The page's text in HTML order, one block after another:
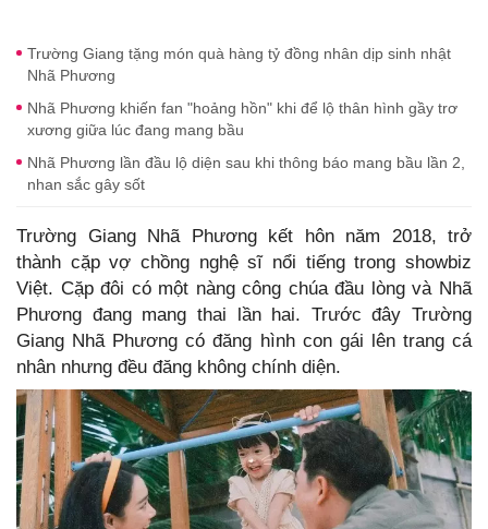
Trường Giang tặng món quà hàng tỷ đồng nhân dịp sinh nhật
Nhã Phương
Nhã Phương khiến fan "hoảng hồn" khi để lộ thân hình gầy trơ
xương giữa lúc đang mang bầu
Nhã Phương lần đầu lộ diện sau khi thông báo mang bầu lần 2,
nhan sắc gây sốt
Trường Giang Nhã Phương kết hôn năm 2018, trở
thành cặp vợ chồng nghệ sĩ nổi tiếng trong showbiz
Việt. Cặp đôi có một nàng công chúa đầu lòng và Nhã
Phương đang mang thai lần hai. Trước đây Trường
Giang Nhã Phương có đăng hình con gái lên trang cá
nhân nhưng đều đăng không chính diện.